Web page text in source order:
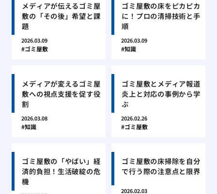
メディアが伝えるゴミ屋
敷の「その後」希望と課
題
2026.03.09
ゴミ屋敷
ゴミ屋敷の床をピカピカ
に！プロの清掃技術と手
順
2026.03.09
知識
メディアが変えるゴミ屋
敷への視点支援を促す役
割
2026.03.08
知識
ゴミ屋敷とメディア報道
炎上と対応の事例から学
ぶ
2026.02.26
ゴミ屋敷
ゴミ屋敷の「やばい」経
済的負担！生活破綻の危
機
ゴミ屋敷の床掃除を自分
で行う際の注意点と限界
2026.02.03